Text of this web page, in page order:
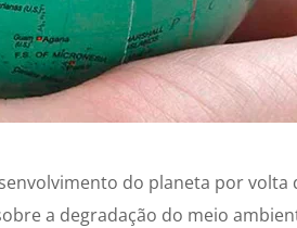
do planeta por volta
a degradação do meio